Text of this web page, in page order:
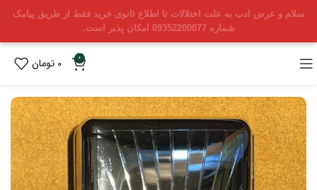
سلام و عرض ادب به علت اختلالات تا اطلاع ثانوی خرید فقط از طریق پیامک
شماره 09352200077 امکان پذیر است.
0
0 تومان